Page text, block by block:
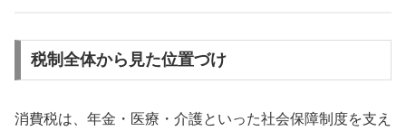
税制全体から見た位置づけ
消費税は、年金・医療・介護といった社会保障制度を支え